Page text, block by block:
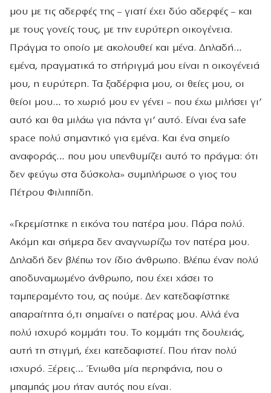
μου με τις αδερφές της – γιατί έχει δύο αδερφές – και
με τους γονείς τους, με την ευρύτερη οικογένεια.
Πράγμα το οποίο με ακολουθεί και μένα. Δηλαδή…
εμένα, πραγματικά το στήριγμά μου είναι η οικογένειά
μου, η ευρύτερη. Τα ξαδέρφια μου, οι θείες μου, οι
θείοι μου… το χωριό μου εν γένει – που έχω μιλήσει γι’
αυτό και θα μιλάω για πάντα γι’ αυτό. Είναι ένα safe
space πολύ σημαντικό για εμένα. Και ένα σημείο
αναφοράς… που μου υπενθυμίζει αυτό το πράγμα: ότι
δεν φεύγω στα δύσκολα» συμπλήρωσε ο γιος του
Πέτρου Φιλιππίδη.
«Γκρεμίστηκε η εικόνα του πατέρα μου. Πάρα πολύ.
Ακόμη και σήμερα δεν αναγνωρίζω τον πατέρα μου.
Δηλαδή δεν βλέπω τον ίδιο άνθρωπο. Βλέπω έναν πολύ
αποδυναμωμένο άνθρωπο, που έχει χάσει το
ταμπεραμέντο του, ας πούμε. Δεν κατεδαφίστηκε
απαραίτητα ό,τι σημαίνει ο πατέρας μου. Αλλά ένα
πολύ ισχυρό κομμάτι του. Το κομμάτι της δουλειάς,
αυτή τη στιγμή, έχει κατεδαφιστεί. Που ήταν πολύ
ισχυρό. Ξέρεις… Ένιωθα μία περηφάνια, που ο
μπαμπάς μου ήταν αυτός που είναι.